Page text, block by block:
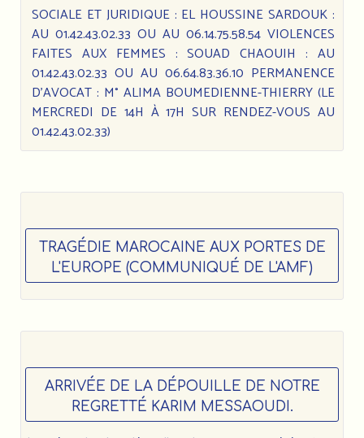
SOCIALE ET JURIDIQUE : EL HOUSSINE SARDOUK :
AU 01.42.43.02.33 OU AU 06.14.75.58.54 VIOLENCES
FAITES AUX FEMMES : SOUAD CHAOUIH : AU
01.42.43.02.33 OU AU 06.64.83.36.10 PERMANENCE
D’AVOCAT : M° ALIMA BOUMEDIENNE-THIERRY (LE
MERCREDI DE 14H À 17H SUR RENDEZ-VOUS AU
01.42.43.02.33)
TRAGÉDIE MAROCAINE AUX PORTES DE
L'EUROPE (COMMUNIQUÉ DE L'AMF)
ARRIVÉE DE LA DÉPOUILLE DE NOTRE
REGRETTÉ KARIM MESSAOUDI.